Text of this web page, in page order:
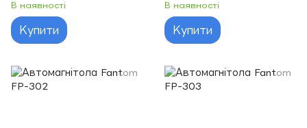
В наявності
Купити
В наявності
Купити